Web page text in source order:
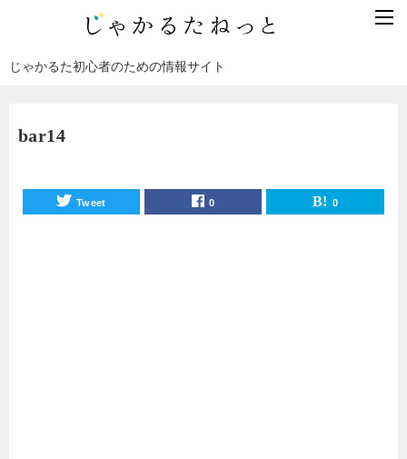
じゃかるた初心者のための情報サイト
bar14
Tweet 0 0